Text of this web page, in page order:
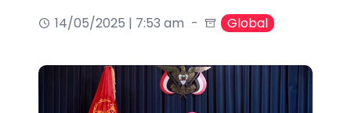
14/05/2025 | 7:53 am
Global